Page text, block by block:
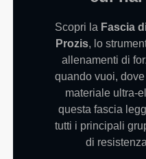
Scopri la Fascia
Prozis, lo
allenamenti di
quando vuoi,
materiale ultra-
questa fascia
tutti i principali
di